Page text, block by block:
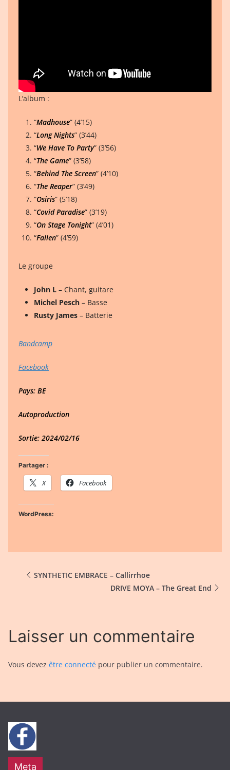
L’album :
“Madhouse” (4’15)
“Long Nights” (3’44)
“We Have To Party” (3’56)
“The Game” (3’58)
“Behind The Screen” (4’10)
“The Reaper” (3’49)
“Osiris” (5’18)
“Covid Paradise” (3’19)
“On Stage Tonight” (4’01)
“Fallen” (4’59)
Le groupe
John L – Chant, guitare
Michel Pesch – Basse
Rusty James – Batterie
Bandcamp
Facebook
Pays: BE
Autoproduction
Sortie: 2024/02/16
Partager :
X Facebook
WordPress:
SYNTHETIC EMBRACE – Callirrhoe
DRIVE MOYA – The Great End
Laisser un commentaire
Vous devez être connecté pour publier un commentaire.
Meta